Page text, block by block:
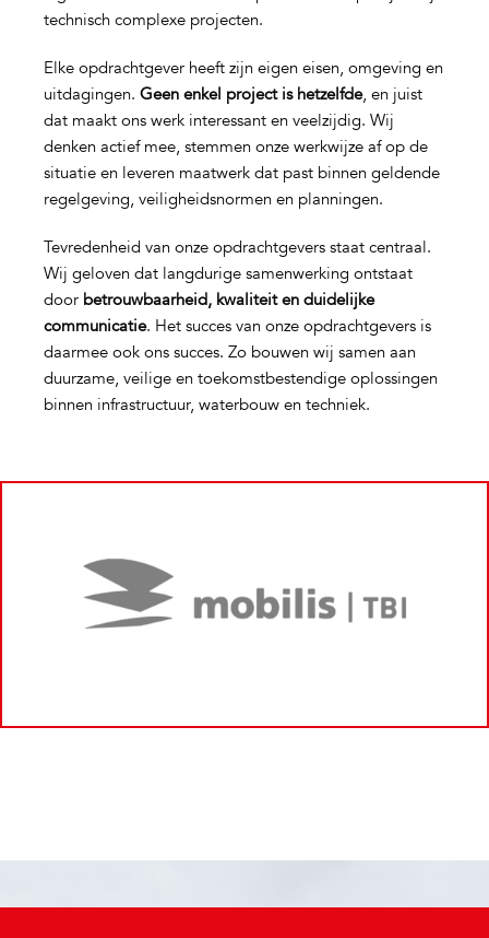
technisch complexe projecten.
Elke opdrachtgever heeft zijn eigen eisen, omgeving en
uitdagingen. Geen enkel project is hetzelfde, en juist
dat maakt ons werk interessant en veelzijdig. Wij
denken actief mee, stemmen onze werkwijze af op de
situatie en leveren maatwerk dat past binnen geldende
regelgeving, veiligheidsnormen en planningen.
Tevredenheid van onze opdrachtgevers staat centraal.
Wij geloven dat langdurige samenwerking ontstaat
door betrouwbaarheid, kwaliteit en duidelijke
communicatie. Het succes van onze opdrachtgevers is
daarmee ook ons succes. Zo bouwen wij samen aan
duurzame, veilige en toekomstbestendige oplossingen
binnen infrastructuur, waterbouw en techniek.